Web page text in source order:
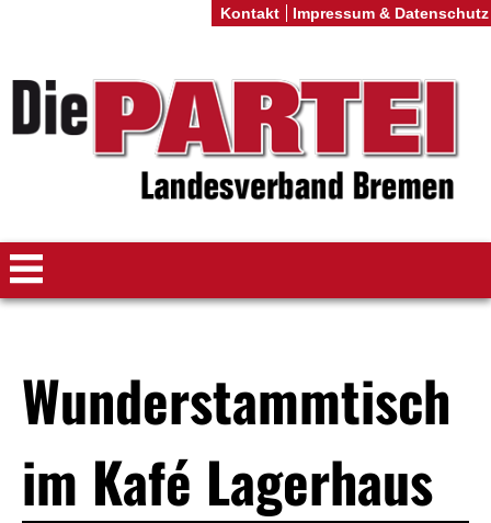
Wunderstammtisch
im Kafé Lagerhaus
Kontakt Impressum & Datenschutz